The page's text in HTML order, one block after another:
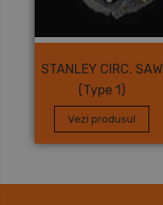
STANLEY CIRC. SAW
(Type 1)
Vezi produsul